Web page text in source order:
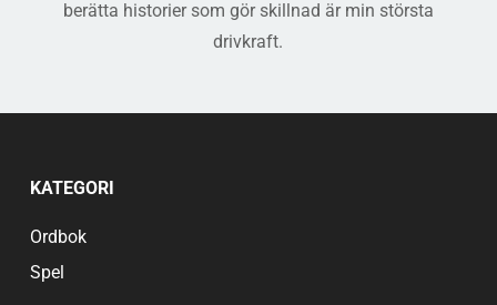
berätta historier som gör skillnad är min största
drivkraft.
KATEGORI
Ordbok
Spel